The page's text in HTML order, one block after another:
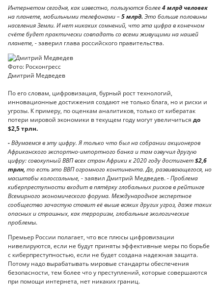
Интернетом сегодня, как известно, пользуются более4 млрд человек
на планете, мобильными телефонами –5 млрд. Это больше половины
населения Земли. И нет никаких сомнений, что эта цифра в конечном
счёте будет практически совпадать со всеми живущими на нашей
планете, -заверил глава российского правительства.
Фото: Росконгресс
Дмитрий Медведев
По его словам, цифровизация, бурный рост технологий,
инновационные достижения создают не только блага, но и риски и
угрозы. К примеру, по оценкам аналитиков, только от кибератак
потери мировой экономики в текущем году могут увеличиться до
$2,5 трлн.
-Вдумаемся в эту цифру. Я только что был на собрании акционеров
Африканского экспортно-импортного банка и там озвучил другую
цифру: совокупный ВВП всех стран Африки к 2020 году достигнет$2,6
трлн, то есть это ВВП огромного континента. Да, развивающегося, но
масштабы колоссальные, - заявил Дмитрий Медведев. -Проблема
киберпреступности входит в пятёрку глобальных рисков в рейтинге
Всемирного экономического форума. Международное экспертное
сообщество зачастую ставит её выше всяких других угроз, даже таких
опасных и страшных, как терроризм, глобальные экологические
проблемы.
Премьер России полагает, что все плюсы цифровизации
нивелируются, если не будут приняты эффективные меры по борьбе
с киберпреступностью, если не будет создана надежная защита.
Потому надо вырабатывать мировые стандарты обеспечения
безопасности, тем более что у преступлений, которые совершаются
при помощи интернета, нет никаких границ.